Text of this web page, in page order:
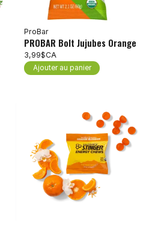
ProBar
PROBAR Bolt Jujubes Orange
3,99$CA
Ajouter au panier